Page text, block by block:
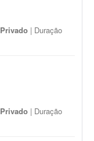
Privado | Duração
Privado | Duração